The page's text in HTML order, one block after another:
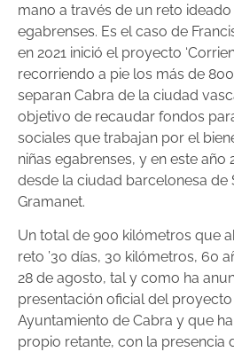
mano a través de un reto
egabrenses. Es el caso de
en 2021 inició el proyecto
recorriendo a pie los más de
separan Cabra de la ciudad
objetivo de recaudar fondos
sociales que trabajan por el
niñas egabrenses, y en este año
desde la ciudad barcelonesa de
Gramanet.
Un total de 900 kilómetros que
reto ’30 días, 30 kilómetros, 60
28 de agosto, tal y como ha
presentación oficial del
Ayuntamiento de Cabra y que
propio retante, con la presencia